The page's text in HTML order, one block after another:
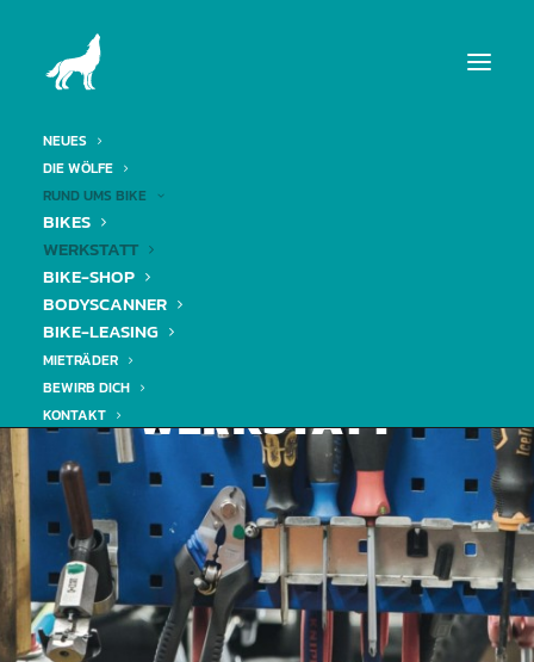
NEUES
DIE WÖLFE
RUND UMS BIKE
BIKES
WERKSTATT
BIKE-SHOP
BODYSCANNER
BIKE-LEASING
MIETRÄDER
BEWIRB DICH
KONTAKT
WERKSTATT